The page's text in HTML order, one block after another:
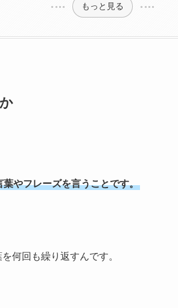
もっと見る
やフレーズを言うことです。
何回も繰り返すんです。